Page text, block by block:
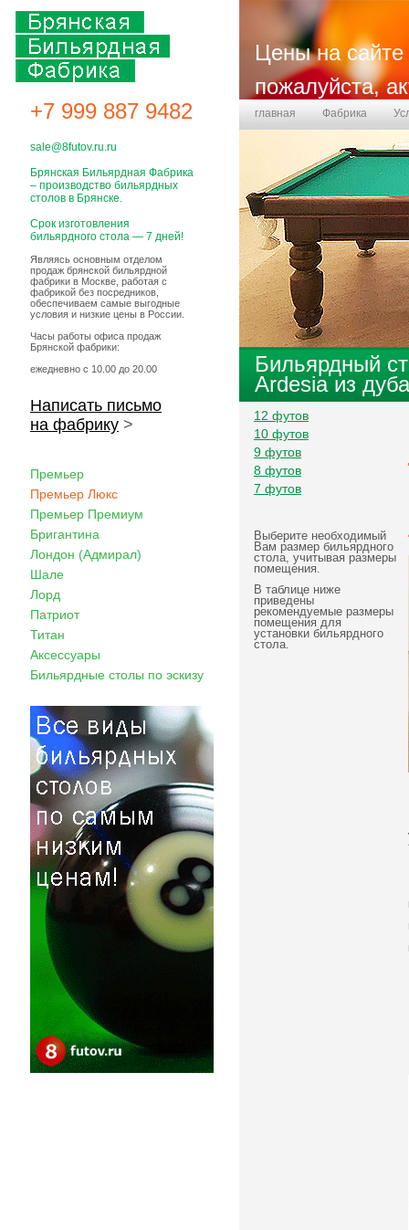
+7 999 887 9482
Цены на сайте
пожалуйста,
главная Фабрика
Бланк заказа
Бильярдный
Ardesia из
12 футов
10 футов
9 футов
8 футов
7 футов
Выберите необходимый
Вам размер бильярдного
стола, учитывая размеры
помещения.
В таблице ниже
приведены
рекомендуемые размеры
помещения для
установки бильярдного
стола.
sale@8futov.ru.ru
Брянская Бильярдная Фабрика
– производство бильярдных
столов в Брянске.
Срок изготовления
бильярдного стола — 7 дней!
Являясь основным отделом
продаж брянской бильярдной
фабрики в Москве, работая с
фабрикой без посредников,
обеспечиваем самые выгодные
условия и низкие цены в России.
Часы работы офиса продаж
Брянской фабрики:
ежедневно с 10.00 до 20.00
Написать письмо
на фабрику >
Премьер
Премьер Люкс
Премьер Премиум
Бригантина
Лондон (Адмирал)
Шале
Лорд
Патриот
Титан
Аксессуары
Бильярдные столы по эскизу